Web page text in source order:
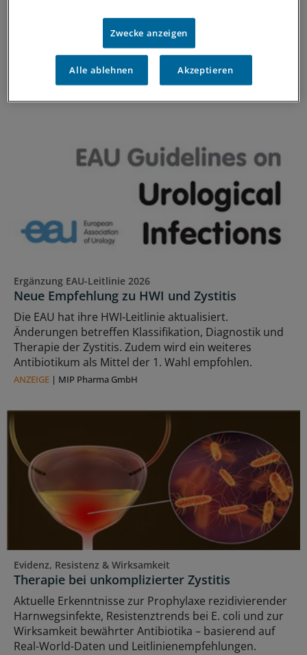
Für die Langzeitprophylaxe von Harnwegsinfektionen
sind geringe Resistenzraten und gute Verträglichkeit
entscheidend. Eine neue Studie zeigt, warum dieses
Antibiotikum beides erfüllt.
Ergänzung EAU-Leitlinie 2026
Neue Empfehlung zu HWI und Zystitis
Die EAU hat ihre HWI-Leitlinie aktualisiert.
Änderungen betreffen Klassifikation, Diagnostik und
Therapie der Zystitis. Zudem wird ein weiteres
Antibiotikum als Mittel der 1. Wahl empfohlen.
ANZEIGE | MIP Pharma GmbH
Evidenz, Resistenz & Wirksamkeit
Therapie bei unkomplizierter Zystitis
Aktuelle Erkenntnisse zur Prophylaxe rezidivierender
Harnwegsinfekte, Resistenztrends bei E. coli und zur
Wirksamkeit bewährter Antibiotika – basierend auf
Real-World-Daten und Leitlinienempfehlungen.
Zwecke anzeigen
Alle ablehnen Akzeptieren